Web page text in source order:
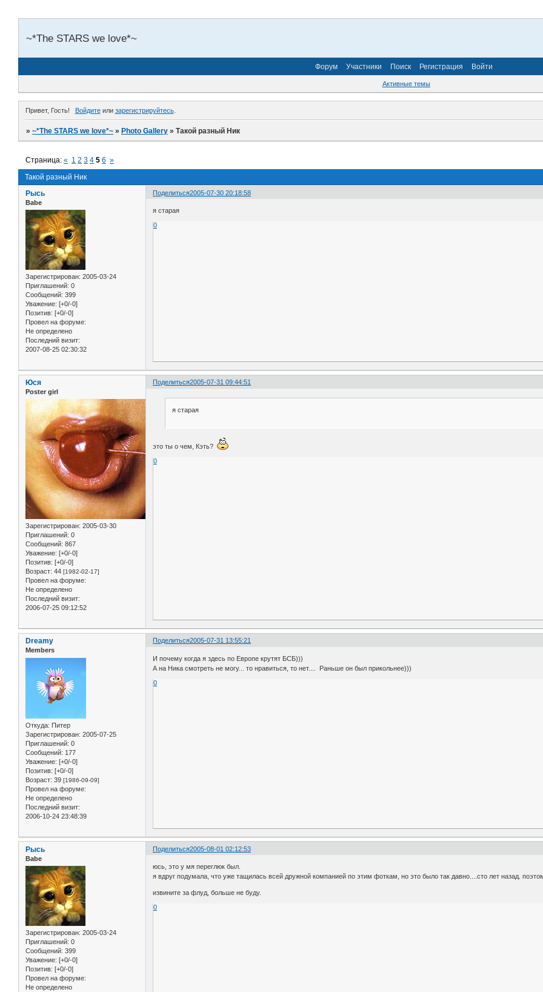
~*The STARS we love*~
Форум Участники Поиск Регистрация Войти
Активные темы
Привет, Гость! Войдитеили зарегистрируйтесь.
»~*The STARS we love*~ »Photo Gallery »Такой разный Ник
Такой разный Ник
Страница:« 1 2 3 4 5 6 »
Поделиться2005-07-30 20:18:58
Рысь
Babe
Зарегистрирован: 2005-03-24
Приглашений: 0
Сообщений: 399
Уважение: [+0/-0]
Позитив: [+0/-0]
Провел на форуме:
Не определено
Последний визит:
2007-08-25 02:30:32
я старая
0
Поделиться2005-07-31 09:44:51
Юся
Poster girl
Зарегистрирован: 2005-03-30
Приглашений: 0
Сообщений: 867
Уважение: [+0/-0]
Позитив: [+0/-0]
Возраст: 44 [1982-02-17]
Провел на форуме:
Не определено
Последний визит:
2006-07-25 09:12:52
я старая
это ты о чем, Кэть?
0
Поделиться2005-07-31 13:55:21
Dreamy
Members
Откуда: Питер
Зарегистрирован: 2005-07-25
Приглашений: 0
Сообщений: 177
Уважение: [+0/-0]
Позитив: [+0/-0]
Возраст: 39 [1986-09-09]
Провел на форуме:
Не определено
Последний визит:
2006-10-24 23:48:39
И почему когда я здесь по Европе крутят БСБ)))
А на Ника смотреть не могу... то нравиться, то нет.... Раньше он был прикольнее)))
0
Поделиться2005-08-01 02:12:53
Рысь
Babe
Зарегистрирован: 2005-03-24
Приглашений: 0
Сообщений: 399
Уважение: [+0/-0]
Позитив: [+0/-0]
Провел на форуме:
Не определено
юсь, это у мя переглюк был.
я вдруг подумала, что уже тащилась всей дружной компанией по этим фоткам, но это было так давно....сто лет назад.
извините за флуд, больше не буду.
0